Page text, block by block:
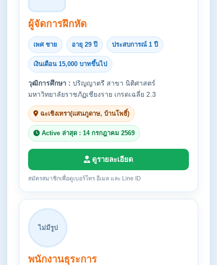
ผู้จัดการฝึกหัด
เพศ ชาย อายุ 29 ปี ประสบการณ์ 1 ปี
เงินเดือน 15,000 บาทขึ้นไป
วุฒิการศึกษา : ปริญญาตรี สาขา นิติศาสตร์
มหาวิทยาลัยราชภัฏเชียงราย เกรดเฉลี่ย 2.3
ฉะเชิงเทรา(แสนภูดาษ, บ้านโพธิ์)
Active ล่าสุด : 14 กรกฎาคม 2569
ดูรายละเอียด
สมัครสมาชิกเพื่อดูเบอร์โทร อีเมล และ Line ID
ไม่มีรูป
พนักงานธุระการ